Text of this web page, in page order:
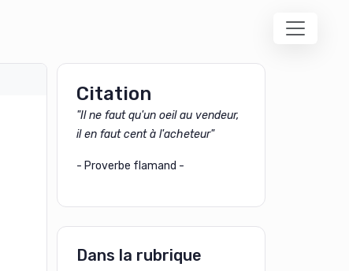
Citation
"Il ne faut qu'un oeil au vendeur,
il en faut cent à l'acheteur"
- Proverbe flamand -
Dans la rubrique